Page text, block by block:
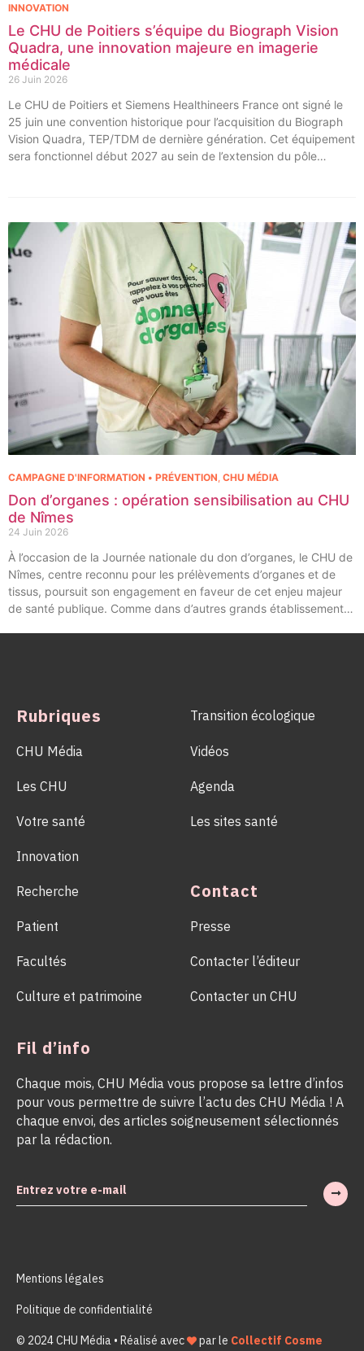
Le CHU de Poitiers s’équipe du Biograph Vision
Quadra, une innovation majeure en imagerie
médicale
26 Juin 2026
INNOVATION
Le CHU de Poitiers et Siemens Healthineers France ont signé le
25 juin une convention historique pour l’acquisition du Biograph
Vision Quadra, TEP/TDM de dernière génération. Cet équipement
sera fonctionnel début 2027 au sein de l’extension du pôle
l’acquisition et l’installation de l’équipement au cœur même du
pôle régional de cancérologie.
Don d’organes : opération sensibilisation au CHU
de Nîmes
24 Juin 2026
CAMPAGNE D'INFORMATION • PRÉVENTION CHU MÉDIA
À l’occasion de la Journée nationale du don d’organes, le CHU de
Nîmes, centre reconnu pour les prélèvements d’organes et de
tissus, poursuit son engagement en faveur de cet enjeu majeur
de santé publique. Comme dans d’autres grands établissements
Rubriques
CHU Média
Les CHU
Votre santé
Innovation
Recherche
Patient
Facultés
Culture et patrimoine
Transition écologique
Vidéos
Agenda
Les sites santé
Contact
Presse
Contacter l’éditeur
Contacter un CHU
Fil d’info
Chaque mois, CHU Média vous propose sa lettre d’infos
pour vous permettre de suivre l’actu des CHU Média ! A
chaque envoi, des articles soigneusement sélectionnés
par la rédaction.
Mentions légales
Politique de confidentialité
© 2024 CHU Média • Réalisé avec par le Collectif Cosme